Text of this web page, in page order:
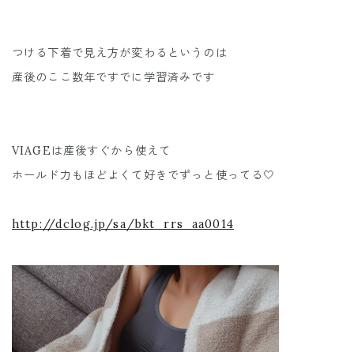
つける下着で見え方が変わるというのは
産後のここ数年ですでに学習済みです
VIAGEは産後すぐから使えて
ホールド力もほどよくて好きでずっと使ってる🤍
http://dclog.jp/sa/bkt_rrs_aa0014